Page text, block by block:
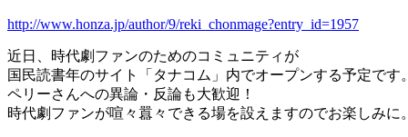
http://www.honza.jp/author/9/reki_chonmage?entry_id=1957
近日、時代劇ファンのためのコミュニティが
国民読書年のサイト「タナコム」内でオープンする予定です。
ペリーさんへの異論・反論も大歓迎！
時代劇ファンが喧々囂々できる場を設えますのでお楽しみに。